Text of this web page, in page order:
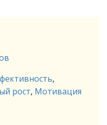
,
рост, Мотивация